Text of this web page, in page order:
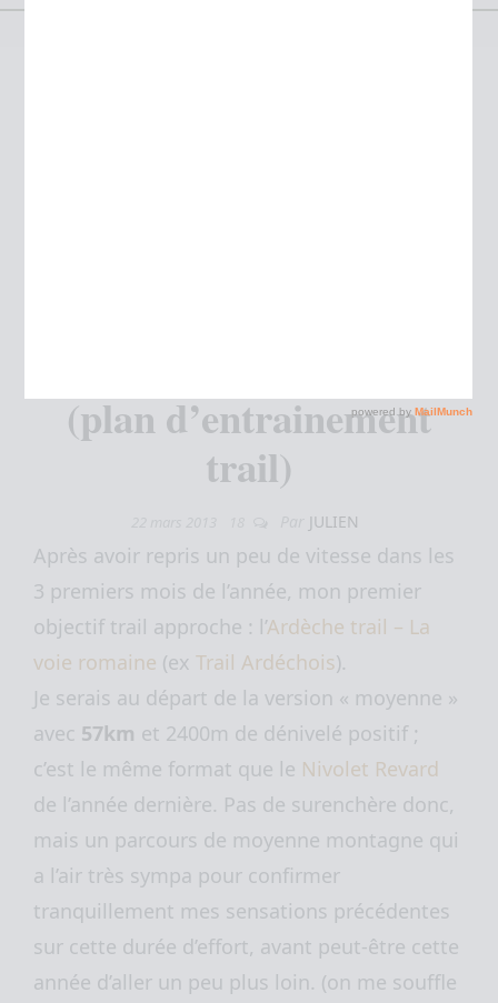
(plan d’entrainement
trail)
JULIEN
Après avoir repris un peu de vitesse dans les
3 premiers mois de l’année, mon premier
objectif trail approche : l’Ardèche trail – La
voie romaine (ex Trail Ardéchois).
Je serais au départ de la version « moyenne »
avec 57km et 2400m de dénivelé positif ;
c’est le même format que le Nivolet Revard
de l’année dernière. Pas de surenchère donc,
mais un parcours de moyenne montagne qui
a l’air très sympa pour confirmer
tranquillement mes sensations précédentes
sur cette durée d’effort, avant peut-être cette
année d’aller un peu plus loin. (on me souffle